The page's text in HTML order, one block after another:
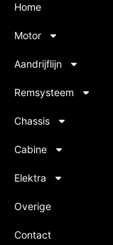
Home
Motor
Aandrijflijn
Remsysteem
Chassis
Cabine
Elektra
Overige
Contact